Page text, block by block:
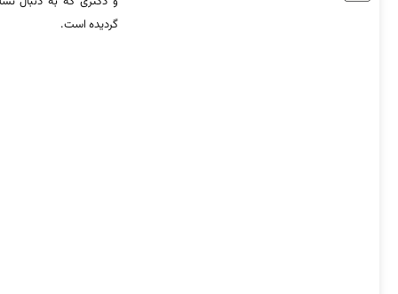
گردیده است.